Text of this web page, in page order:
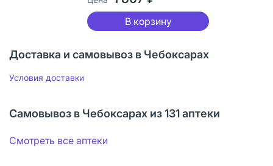
В корзину
Доставка и самовывоз в Чебоксарах
Условия доставки
Самовывоз в Чебоксарах из 131 аптеки
Смотреть все аптеки